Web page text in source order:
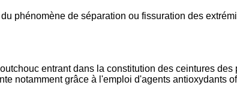
phénomène de séparation ou fissuration des
entrant dans la constitution des ceintures
notamment grâce à l'emploi d'agents antioxydants